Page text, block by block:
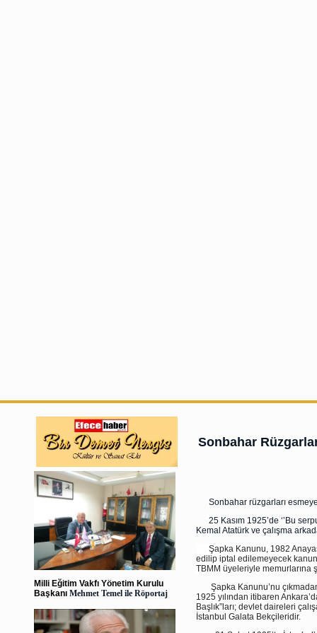
Milli Eğitim Vakfı Yönetim Kurulu
Başkanı Mehmet Temel ile Röportaj
Sonbahar
Sonbahar rüzgarları esmeye
25 Kasım 1925’de ‘’Bu
Kemal Atatürk ve çalışma
Şapka Kanunu, 1982
edilip iptal edilemeyecek
TBMM üyeleriyle
Şapka Kanunu’nu
1925 yılından itibaren
Başlık”ları; devlet daireleri
İstanbul Galata Bekçileridir.